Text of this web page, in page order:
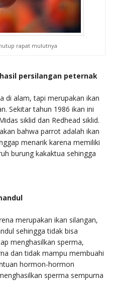
rapat mulutnya
persilangan peternak
di alam, tapi merupakan ikan
Sekitar tahun 1986 ikan ini
siklid dan Redhead siklid.
bahwa parrot adalah ikan
menarik karena memiliki
burung kakaktua sehingga
merupakan ikan silangan,
sehingga tidak bisa
menghasilkan sperma,
dan tidak mampu membuahi
hormon-hormon
sperma sempurna